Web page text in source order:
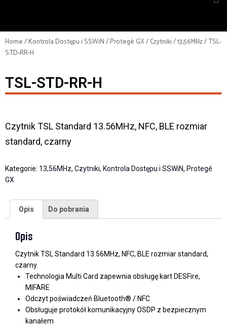
Home/Kontrola Dostępu i SSWiN/Protegé GX/Czytniki/13,56MHz/ TSL-
STD-RR-H
TSL-STD-RR-H
Czytnik TSL Standard 13.56MHz, NFC, BLE rozmiar
standard, czarny
Kategorie: 13,56MHz, Czytniki, Kontrola Dostępu i SSWiN, Protegé
GX
Opis Do pobrania
Opis
Czytnik TSL Standard 13.56MHz, NFC, BLE rozmiar standard,
czarny.
Technologia Multi Card zapewnia obsługę kart DESFire,
MIFARE
Odczyt poświadczeń Bluetooth® / NFC
Obsługuje protokół komunikacyjny OSDP z bezpiecznym
kanałem